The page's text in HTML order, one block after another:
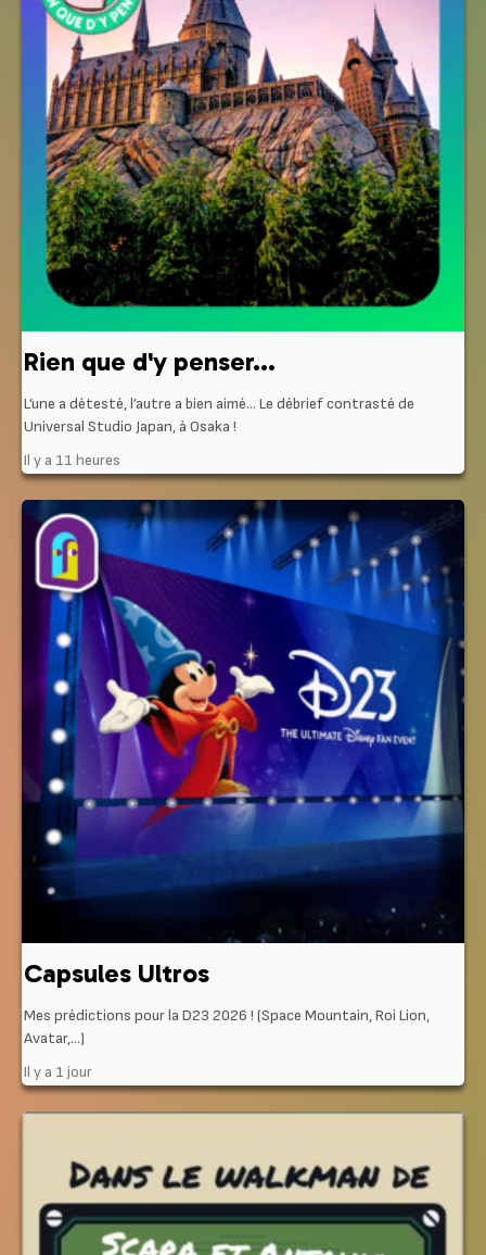
Rien que d'y penser...
L’une a détesté, l’autre a bien aimé… Le débrief contrasté de
Universal Studio Japan, à Osaka !
Il y a 11 heures
Capsules Ultros
Mes prédictions pour la D23 2026 ! (Space Mountain, Roi Lion,
Avatar,…)
Il y a 1 jour